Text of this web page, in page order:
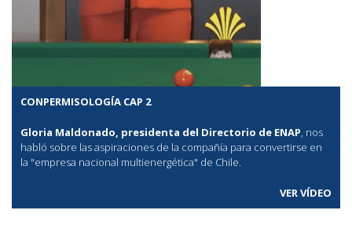
CONPERMISOLOGÍA CAP 2
Gloria Maldonado, presidenta del Directorio de ENAP, nos
habló sobre las aspiraciones de la compañía para convertirse en
la "empresa nacional multienergética" de Chile.
VER VÍDEO